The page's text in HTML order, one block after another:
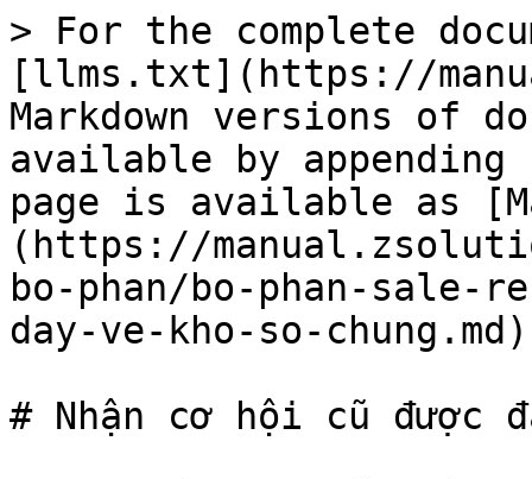
> For the complete
[llms.txt](https://
Markdown versions of
available by
page is available as
(https://
bo-phan/bo-phan-sale-
day-ve-kho-so-
# Nhận cơ hội cũ được